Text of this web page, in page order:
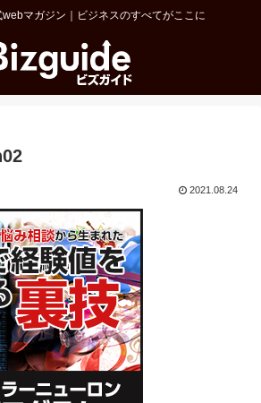
マガジン｜ビジネスのすべてがここに
2021.08.24